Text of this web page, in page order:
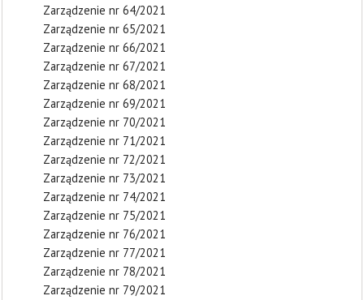
Zarządzenie nr 64/2021
Zarządzenie nr 65/2021
Zarządzenie nr 66/2021
Zarządzenie nr 67/2021
Zarządzenie nr 68/2021
Zarządzenie nr 69/2021
Zarządzenie nr 70/2021
Zarządzenie nr 71/2021
Zarządzenie nr 72/2021
Zarządzenie nr 73/2021
Zarządzenie nr 74/2021
Zarządzenie nr 75/2021
Zarządzenie nr 76/2021
Zarządzenie nr 77/2021
Zarządzenie nr 78/2021
Zarządzenie nr 79/2021